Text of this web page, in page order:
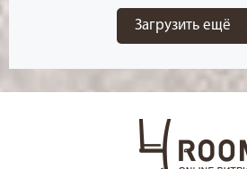
Загрузить ещё